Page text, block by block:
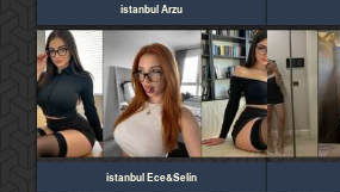
istanbul Arzu
istanbul Ece&Selin